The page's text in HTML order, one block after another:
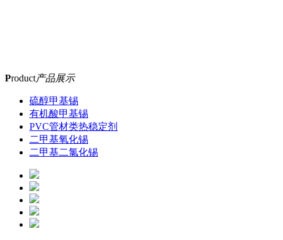
Product产品展示
硫醇甲基锡
有机酸甲基锡
PVC管材类热稳定剂
二甲基氧化锡
二甲基二氯化锡